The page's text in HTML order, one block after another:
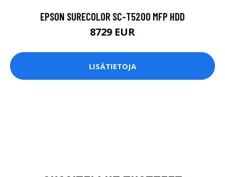
EPSON SURECOLOR SC-T5200 MFP HDD
8729 EUR
LISÄTIETOJA